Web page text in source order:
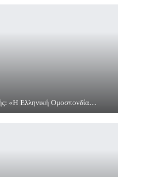
«Η Ελληνική Ομοσπονδία…